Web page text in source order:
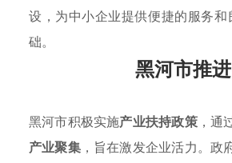
设，为中小企业提供便捷的服务
础。
黑河市推
黑河市积极实施产业扶持政策，通
产业聚集，旨在激发企业活力。政